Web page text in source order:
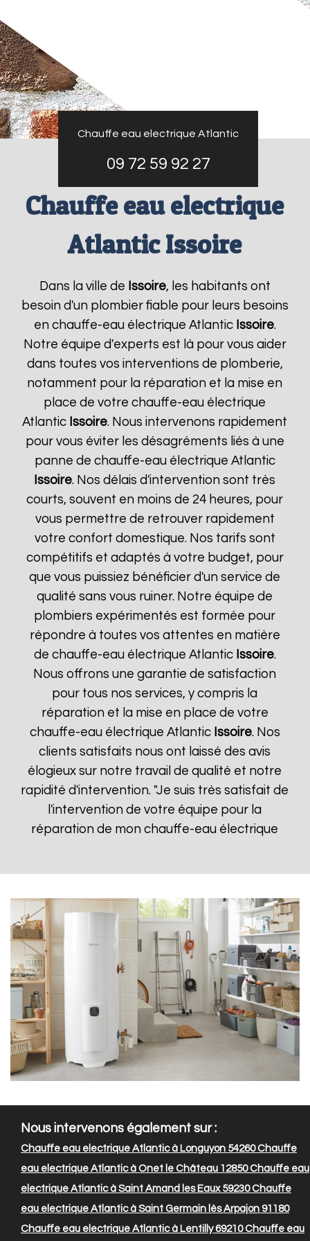
Chauffe eau electrique Atlantic
09 72 59 92 27
Chauffe eau electrique
Atlantic Issoire
Dans la ville de Issoire, les habitants ont
besoin d'un plombier fiable pour leurs besoins
en chauffe-eau électrique Atlantic Issoire.
Notre équipe d'experts est là pour vous aider
dans toutes vos interventions de plomberie,
notamment pour la réparation et la mise en
place de votre chauffe-eau électrique
Atlantic Issoire. Nous intervenons rapidement
pour vous éviter les désagréments liés à une
panne de chauffe-eau électrique Atlantic
Issoire. Nos délais d'intervention sont très
courts, souvent en moins de 24 heures, pour
vous permettre de retrouver rapidement
votre confort domestique. Nos tarifs sont
compétitifs et adaptés à votre budget, pour
que vous puissiez bénéficier d'un service de
qualité sans vous ruiner. Notre équipe de
plombiers expérimentés est formée pour
répondre à toutes vos attentes en matière
de chauffe-eau électrique Atlantic Issoire.
Nous offrons une garantie de satisfaction
pour tous nos services, y compris la
réparation et la mise en place de votre
chauffe-eau électrique Atlantic Issoire. Nos
clients satisfaits nous ont laissé des avis
élogieux sur notre travail de qualité et notre
rapidité d'intervention. "Je suis très satisfait de
l'intervention de votre équipe pour la
réparation de mon chauffe-eau électrique
Nous intervenons également sur :
Chauffe eau electrique Atlantic à Longuyon 54260Chauffe
eau electrique Atlantic à Onet le Château 12850Chauffe eau
electrique Atlantic à Saint Amand les Eaux 59230Chauffe
eau electrique Atlantic à Saint Germain lès Arpajon 91180
Chauffe eau electrique Atlantic à Lentilly 69210Chauffe eau